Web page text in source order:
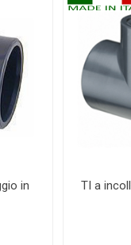
in
TI a